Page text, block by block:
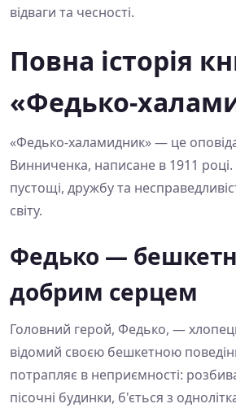
відваги та чесності.
Повна історія
«Федько-
«Федько-халамидник» — це
Винниченка, написане в 1911 році.
пустощі, дружбу та
світу.
Федько —
добрим серцем
Головний герой, Федько, —
відомий своєю бешкетною
потрапляє в неприємності:
пісочні будинки, б'ється з